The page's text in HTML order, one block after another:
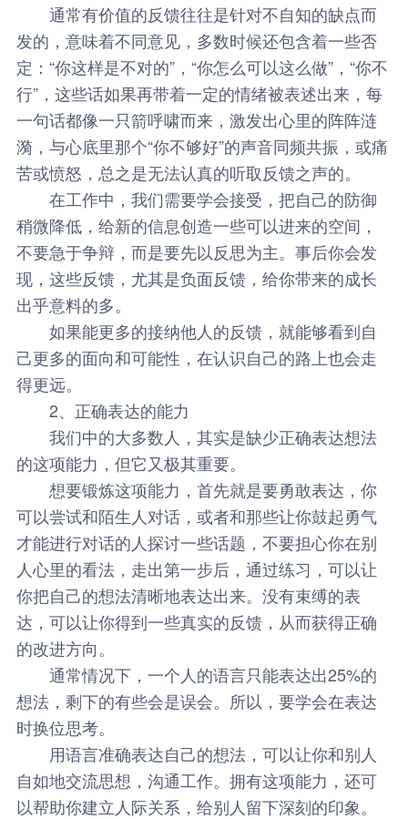
通常有价值的反馈往往是针对不自知的缺点而
发的，意味着不同意见，多数时候还包含着一些否
定：“你这样是不对的”，“你怎么可以这么做”，“你不
行”，这些话如果再带着一定的情绪被表述出来，每
一句话都像一只箭呼啸而来，激发出心里的阵阵涟
漪，与心底里那个“你不够好”的声音同频共振，或痛
苦或愤怒，总之是无法认真的听取反馈之声的。
在工作中，我们需要学会接受，把自己的防御
稍微降低，给新的信息创造一些可以进来的空间，
不要急于争辩，而是要先以反思为主。事后你会发
现，这些反馈，尤其是负面反馈，给你带来的成长
出乎意料的多。
如果能更多的接纳他人的反馈，就能够看到自
己更多的面向和可能性，在认识自己的路上也会走
得更远。
2、正确表达的能力
我们中的大多数人，其实是缺少正确表达想法
的这项能力，但它又极其重要。
想要锻炼这项能力，首先就是要勇敢表达，你
可以尝试和陌生人对话，或者和那些让你鼓起勇气
才能进行对话的人探讨一些话题，不要担心你在别
人心里的看法，走出第一步后，通过练习，可以让
你把自己的想法清晰地表达出来。没有束缚的表
达，可以让你得到一些真实的反馈，从而获得正确
的改进方向。
通常情况下，一个人的语言只能表达出25%的
想法，剩下的有些会是误会。所以，要学会在表达
时换位思考。
用语言准确表达自己的想法，可以让你和别人
自如地交流思想，沟通工作。拥有这项能力，还可
以帮助你建立人际关系，给别人留下深刻的印象。